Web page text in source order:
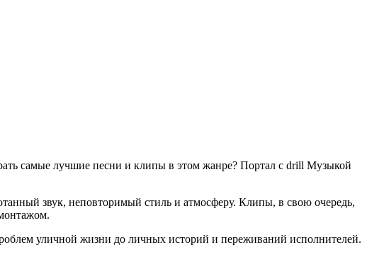
самые лучшие песни и клипы в этом жанре? Портал с drill Музыкой
звук, неповторимый стиль и атмосферу. Клипы, в свою очередь,
уличной жизни до личных историй и переживаний исполнителей.